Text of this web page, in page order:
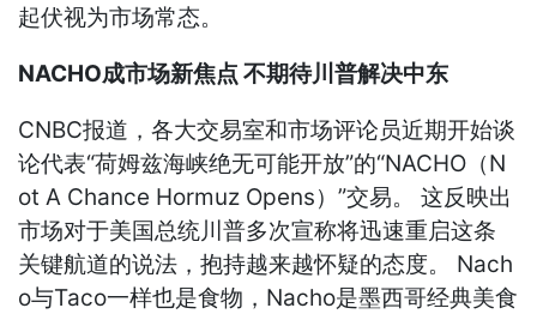
起伏视为市场常态。
NACHO成市场新焦点 不期待川普解决中东
CNBC报道，各大交易室和市场评论员近期开始谈
论代表“荷姆兹海峡绝无可能开放”的“NACHO（N
ot A Chance Hormuz Opens）”交易。 这反映出
市场对于美国总统川普多次宣称将迅速重启这条
关键航道的说法，抱持越来越怀疑的态度。 Nach
o与Taco一样也是食物，Nacho是墨西哥经典美食